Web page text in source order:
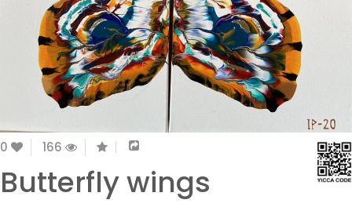
0 166
Butterfly wings